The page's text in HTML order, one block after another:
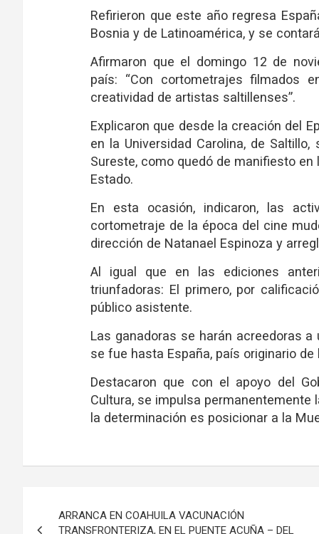
Refirieron que este año regresa
Bosnia y de Latinoamérica, y se
Afirmaron que el domingo 12 de
país: “Con cortometrajes filmados
creatividad de artistas saltillenses”.
Explicaron que desde la creación del
en la Universidad Carolina, de
Sureste, como quedó de manifiesto
Estado.
En esta ocasión, indicaron, las
cortometraje de la época del cine
dirección de Natanael Espinoza y
Al igual que en las ediciones
triunfadoras: El primero, por
público asistente.
Las ganadoras se harán acreedoras
se fue hasta España, país originario
Destacaron que con el apoyo del
Cultura, se impulsa
la determinación es posicionar a la
ARRANCA EN COAHUILA VACUNACIÓN
TRANSFRONTERIZA, EN EL PUENTE ACUÑA – DEL